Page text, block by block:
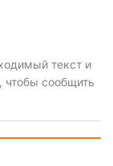
текст и
, чтобы сообщить